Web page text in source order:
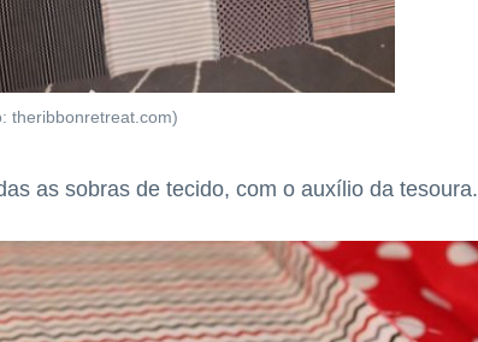
theribbonretreat.com)
as sobras de tecido, com o auxílio da tesoura.